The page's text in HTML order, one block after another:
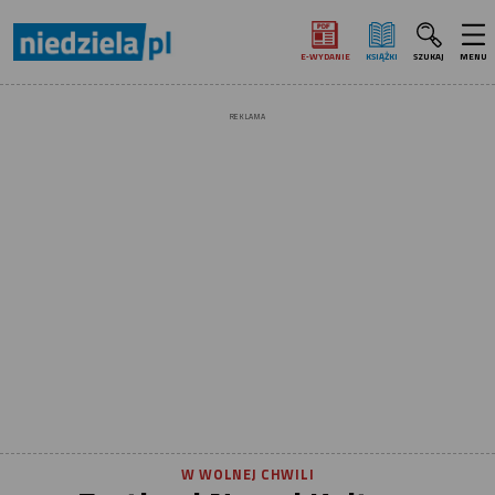
E‑WYDANIE KSIĄŻKI SZUKAJ MENU
REKLAMA
W WOLNEJ CHWILI